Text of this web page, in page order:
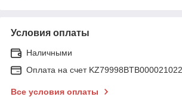
Условия оплаты
Наличными
Оплата на счет
Все условия оплаты